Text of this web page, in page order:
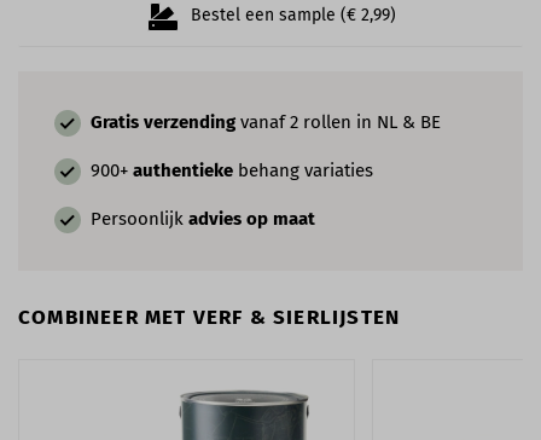
Gratis verzending vanaf 2 rollen in NL & BE
900+ authentieke behang variaties
Persoonlijk advies op maat
COMBINEER MET VERF & SIERLIJSTEN
Bestel een sample (€ 2,99)